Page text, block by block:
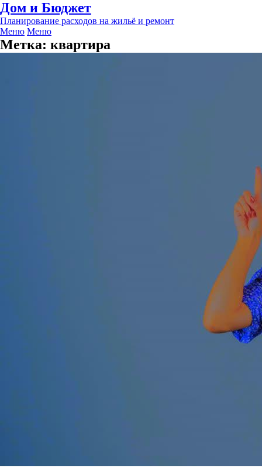
Дом и Бюджет
Планирование расходов на жильё и ремонт
Меню Меню
Метка: квартира